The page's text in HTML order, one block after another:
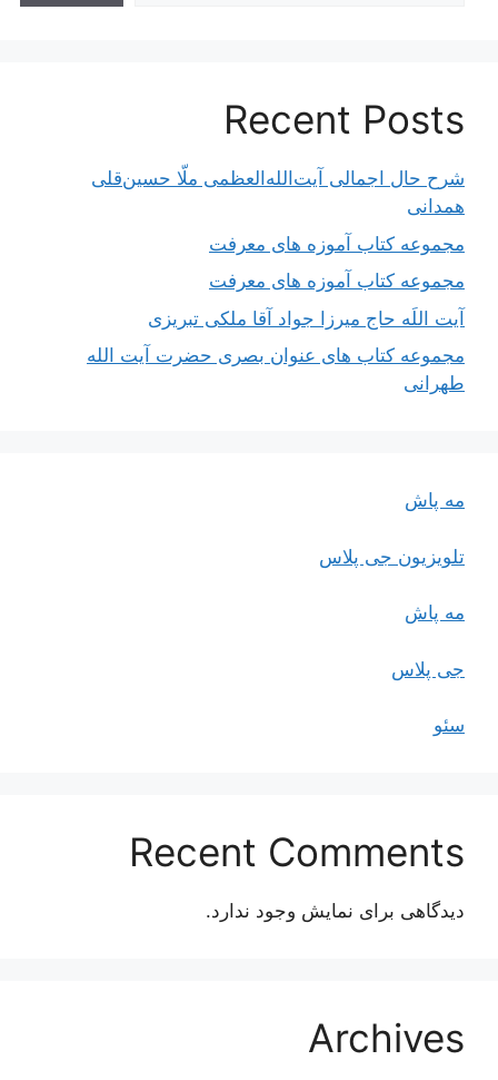
Recent Posts
شرح حال اجمالی آیت‌الله‌العظمی ملّا حسین‌قلی
همدانی
مجموعه کتاب آموزه های معرفت
مجموعه کتاب آموزه های معرفت
آیت اللَه حاج میرزا جواد آقا ملکی تبریزی
مجموعه کتاب های عنوان بصری حضرت آیت الله
طهرانی
مه پاش
تلویزیون جی پلاس
مه پاش
جی پلاس
سئو
Recent Comments
دیدگاهی برای نمایش وجود ندارد.
Archives